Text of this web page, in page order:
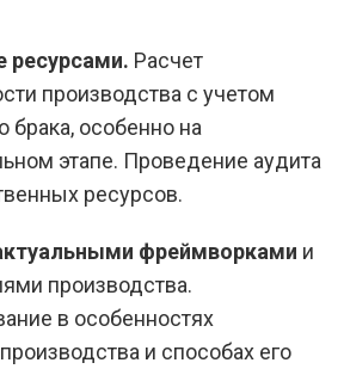
ресурсами. Расчет
производства с учетом
брака, особенно на
этапе. Проведение аудита
ресурсов.
фреймворками и
производства.
в особенностях
и способах его